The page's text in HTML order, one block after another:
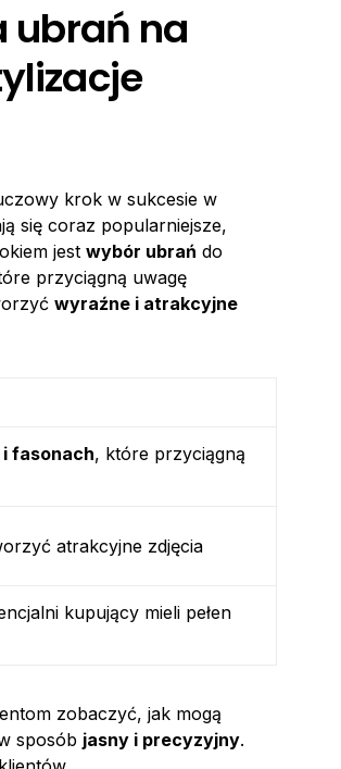
ubrań na
krok w sukcesie w
się coraz popularniejsze,
jest wybór ubrań do
przyciągną uwagę
wyraźne i atrakcyjne
fasonach, które przyciągną
atrakcyjne zdjęcia
kupujący mieli pełen
zobaczyć, jak mogą
sposób jasny i precyzyjny.